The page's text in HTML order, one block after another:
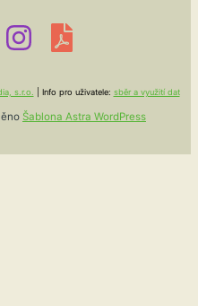
s.r.o. | Info pro uživatele: sběr a využití dat
Šablona Astra WordPress